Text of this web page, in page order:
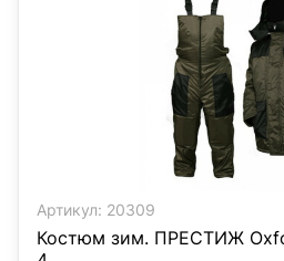
Артикул: 20309
Костюм зим. ПРЕСТИЖ